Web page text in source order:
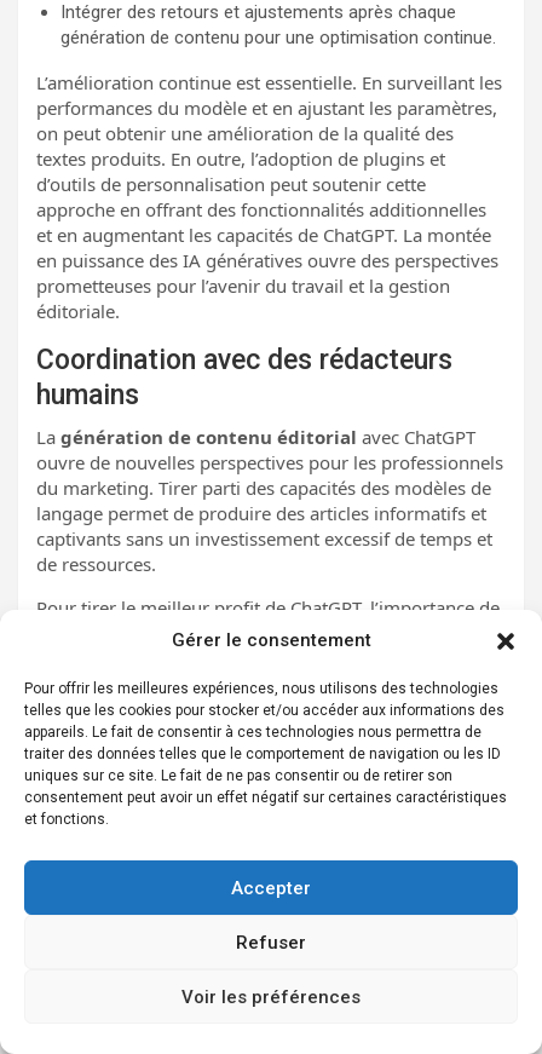
Gérer le consentement
Pour offrir les meilleures expériences, nous utilisons des technologies
telles que les cookies pour stocker et/ou accéder aux informations des
appareils. Le fait de consentir à ces technologies nous permettra de
traiter des données telles que le comportement de navigation ou les ID
uniques sur ce site. Le fait de ne pas consentir ou de retirer son
consentement peut avoir un effet négatif sur certaines caractéristiques
et fonctions.
Accepter
Refuser
Voir les préférences
Intégrer des retours et ajustements après chaque
génération de contenu pour une optimisation continue.
L’amélioration continue est essentielle. En surveillant les
performances du modèle et en ajustant les paramètres,
on peut obtenir une amélioration de la qualité des
textes produits. En outre, l’adoption de plugins et
d’outils de personnalisation peut soutenir cette
approche en offrant des fonctionnalités additionnelles
et en augmentant les capacités de ChatGPT. La montée
en puissance des IA génératives ouvre des perspectives
prometteuses pour l’avenir du travail et la gestion
éditoriale.
Coordination avec des rédacteurs
humains
La génération de contenu éditorial avec ChatGPT
ouvre de nouvelles perspectives pour les professionnels
du marketing. Tirer parti des capacités des modèles de
langage permet de produire des articles informatifs et
captivants sans un investissement excessif de temps et
de ressources.
Pour tirer le meilleur profit de ChatGPT, l’importance de
la collaboration entre l’IA et les compétences
Voici quelques étapes essentielles :
Définir clairement le sujet et les objectifs de chaque
article.
Utiliser desprompts précis pour guider les réponses de
l’IA.
Évaluer et réviser les contenus générés pour garantir
La capacité de ChatGPT à traiter rapidement de grandes
pour rechercher des informations, offrant ainsi une